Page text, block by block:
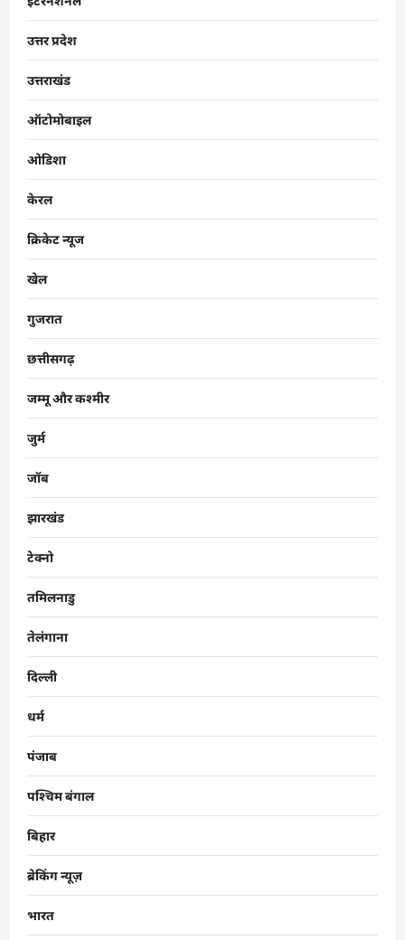
उत्तर प्रदेश
उत्तराखंड
ऑटोमोबाइल
ओडिशा
केरल
क्रिकेट न्यूज
खेल
गुजरात
छत्तीसगढ़
जम्मू और कश्मीर
जुर्म
जॉब
झारखंड
टेक्नो
तमिलनाडु
तेलंगाना
दिल्ली
धर्म
पंजाब
पश्चिम बंगाल
बिहार
ब्रेकिंग न्यूज़
भारत